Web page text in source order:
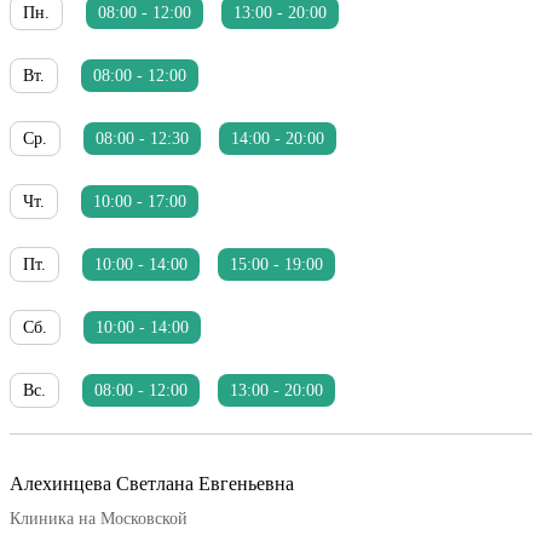
Пн. 08:00 - 12:00 13:00 - 20:00
Вт. 08:00 - 12:00
Ср. 08:00 - 12:30 14:00 - 20:00
Чт. 10:00 - 17:00
Пт. 10:00 - 14:00 15:00 - 19:00
Сб. 10:00 - 14:00
Вс. 08:00 - 12:00 13:00 - 20:00
Алехинцева Светлана Евгеньевна
Клиника на Московской